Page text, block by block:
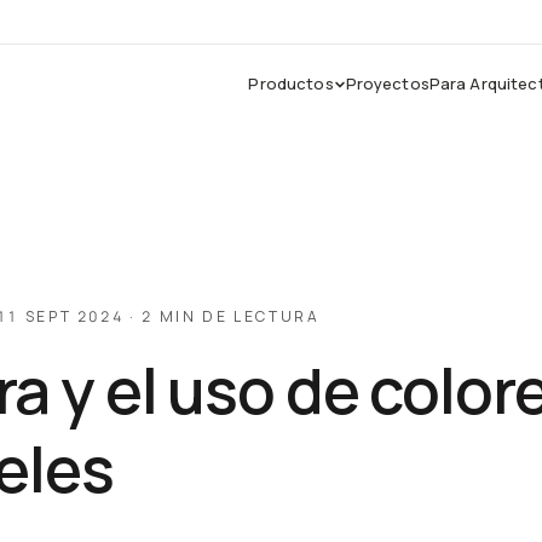
Productos ProyectosPara
Catálogos PDF
Contacto
SEPT 2024 · 2 MIN DE LECTURA
y el uso de